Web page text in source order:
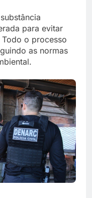
para evitar
o processo
as normas